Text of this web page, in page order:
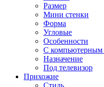
Размер
Мини стенки
Форма
Угловые
Особенности
С компьютерным
Назначение
Под телевизор
Прихожие
Стиль